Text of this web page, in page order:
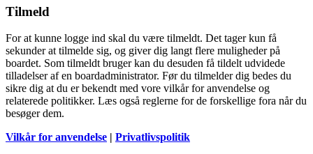
Tilmeld
For at kunne logge ind skal du være tilmeldt. Det tager kun få
sekunder at tilmelde sig, og giver dig langt flere muligheder på
boardet. Som tilmeldt bruger kan du desuden få tildelt udvidede
tilladelser af en boardadministrator. Før du tilmelder dig bedes du
sikre dig at du er bekendt med vore vilkår for anvendelse og
relaterede politikker. Læs også reglerne for de forskellige fora når du
besøger dem.
Vilkår for anvendelse | Privatlivspolitik